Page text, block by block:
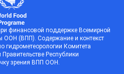
финансовой поддержке Всемирной
ООН (ВПП). Содержание и контекст
гидрометеорологии Комитета
Республики
зрения ВПП ООН.